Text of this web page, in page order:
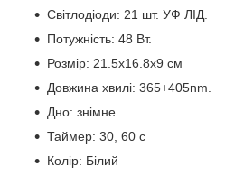
Світлодіоди: 21 шт. УФ ЛІД.
Потужність: 48 Вт.
Розмір: 21.5х16.8х9 см
Довжина хвилі: 365+405nm.
Дно: знімне.
Таймер: 30, 60 с
Колір: Білий